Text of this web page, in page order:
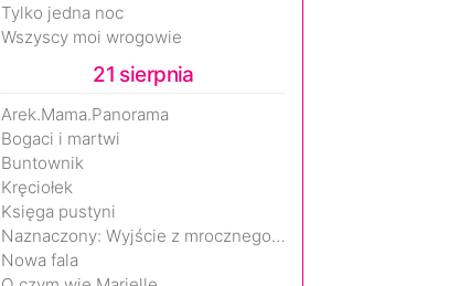
Tylko jedna noc
Wszyscy moi wrogowie
21 sierpnia
Arek.Mama.Panorama
Bogaci i martwi
Buntownik
Kręciołek
Księga pustyni
Naznaczony: Wyjście z mrocznego wymiaru
Nowa fala